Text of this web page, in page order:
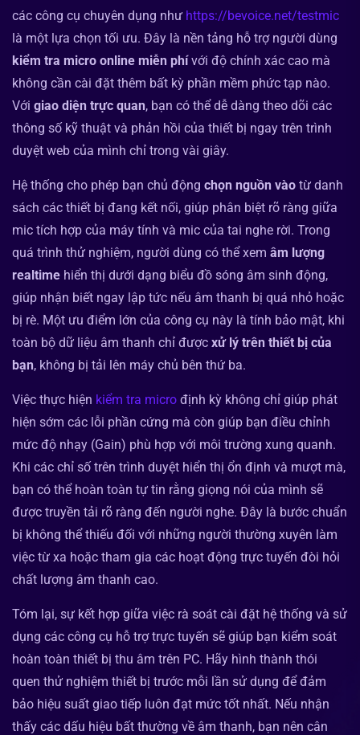
các công cụ chuyên dụng như https://bevoice.net/testmic
là một lựa chọn tối ưu. Đây là nền tảng hỗ trợ người dùng
kiểm tra micro online miễn phívới độ chính xác cao mà
không cần cài đặt thêm bất kỳ phần mềm phức tạp nào.
Với giao diện trực quan, bạn có thể dễ dàng theo dõi các
thông số kỹ thuật và phản hồi của thiết bị ngay trên trình
duyệt web của mình chỉ trong vài giây.
Hệ thống cho phép bạn chủ động chọn nguồn vào từ danh
sách các thiết bị đang kết nối, giúp phân biệt rõ ràng giữa
mic tích hợp của máy tính và mic của tai nghe rời. Trong
quá trình thử nghiệm, người dùng có thể xem âm lượng
realtime hiển thị dưới dạng biểu đồ sóng âm sinh động,
giúp nhận biết ngay lập tức nếu âm thanh bị quá nhỏ hoặc
bị rè. Một ưu điểm lớn của công cụ này là tính bảo mật, khi
toàn bộ dữ liệu âm thanh chỉ được xử lý trên thiết bị của
bạn, không bị tải lên máy chủ bên thứ ba.
Việc thực hiện kiểm tra micro định kỳ không chỉ giúp phát
hiện sớm các lỗi phần cứng mà còn giúp bạn điều chỉnh
mức độ nhạy (Gain) phù hợp với môi trường xung quanh.
Khi các chỉ số trên trình duyệt hiển thị ổn định và mượt mà,
bạn có thể hoàn toàn tự tin rằng giọng nói của mình sẽ
được truyền tải rõ ràng đến người nghe. Đây là bước chuẩn
bị không thể thiếu đối với những người thường xuyên làm
việc từ xa hoặc tham gia các hoạt động trực tuyến đòi hỏi
chất lượng âm thanh cao.
Tóm lại, sự kết hợp giữa việc rà soát cài đặt hệ thống và sử
dụng các công cụ hỗ trợ trực tuyến sẽ giúp bạn kiểm soát
hoàn toàn thiết bị thu âm trên PC. Hãy hình thành thói
quen thử nghiệm thiết bị trước mỗi lần sử dụng để đảm
bảo hiệu suất giao tiếp luôn đạt mức tốt nhất. Nếu nhận
thấy các dấu hiệu bất thường về âm thanh, bạn nên cân